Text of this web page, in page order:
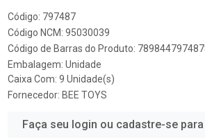
Código: 797487
Código NCM: 95030039
Código de Barras do Produto:
Embalagem: Unidade
Caixa Com: 9 Unidade(s)
Fornecedor: BEE TOYS
Faça seu login ou cadastre-se